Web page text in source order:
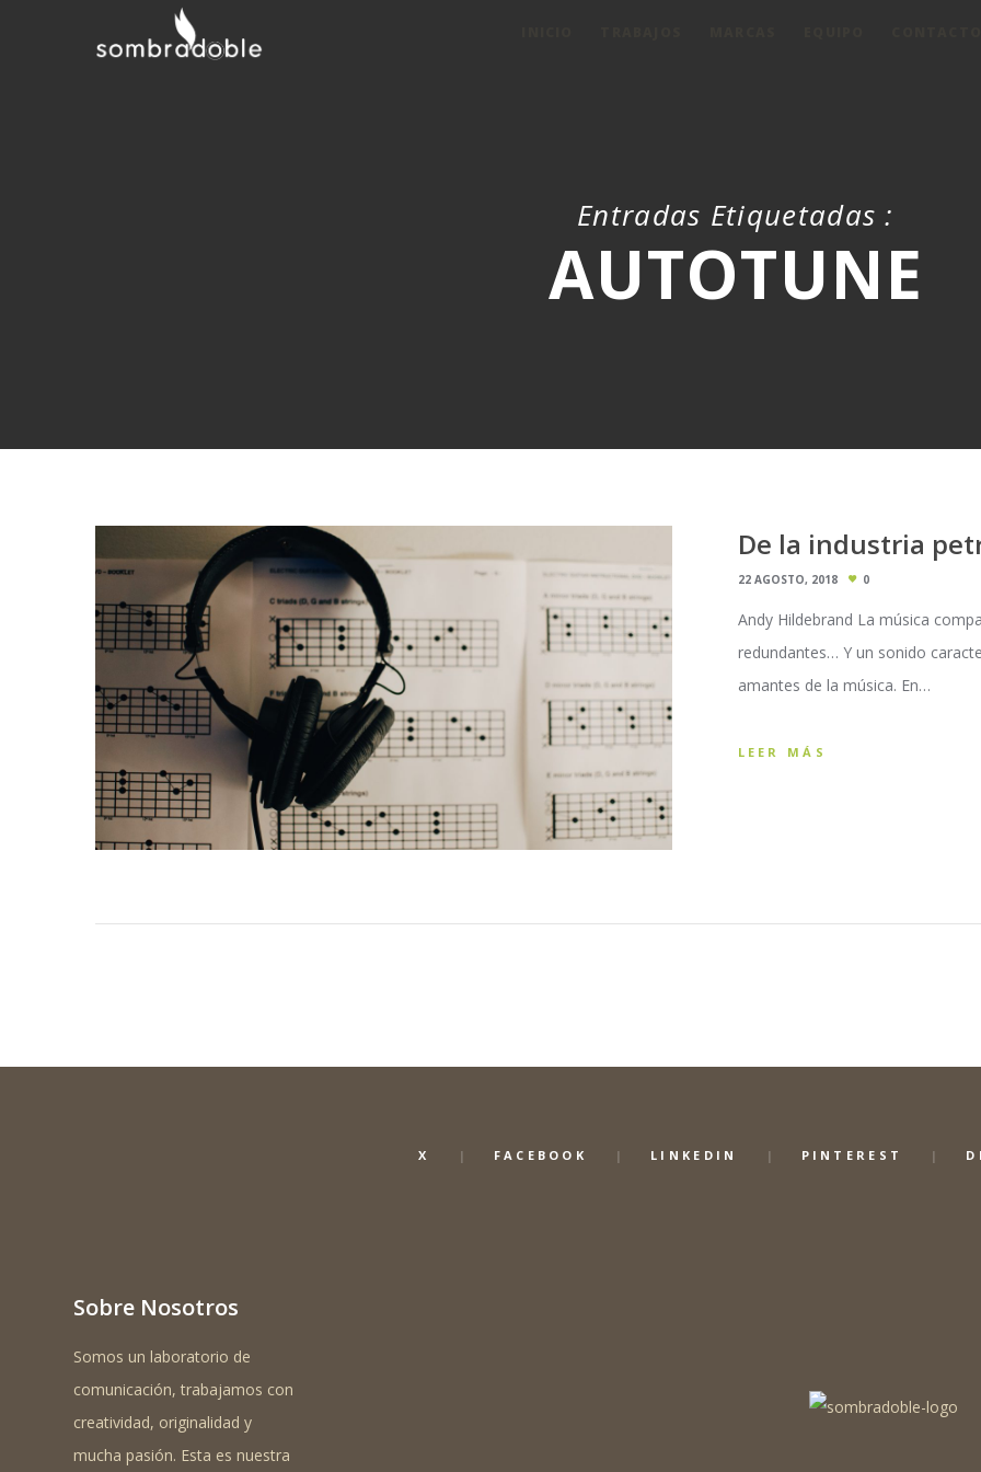
Entradas Etiquetadas :
AUTOTUNE
De la industria
22 AGOSTO, 2018 0
Andy Hildebrand La música
redundantes… Y un sonido
amantes de la música. En…
LEER MÁS
X FACEBOOK LINKEDIN PINTEREST
Sobre Nosotros
Somos un laboratorio de
comunicación, trabajamos con
creatividad, originalidad y
mucha pasión. Esta es nuestra